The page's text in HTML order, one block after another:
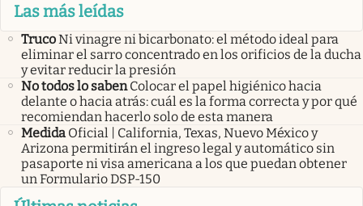
Las más leídas
TrucoNi vinagre ni bicarbonato: el método ideal para
eliminar el sarro concentrado en los orificios de la ducha
y evitar reducir la presión
No todos lo saben Colocar el papel higiénico hacia
delante o hacia atrás: cuál es la forma correcta y por qué
recomiendan hacerlo solo de esta manera
Medida Oficial | California, Texas, Nuevo México y
Arizona permitirán el ingreso legal y automático sin
pasaporte ni visa americana a los que puedan obtener
un Formulario DSP-150